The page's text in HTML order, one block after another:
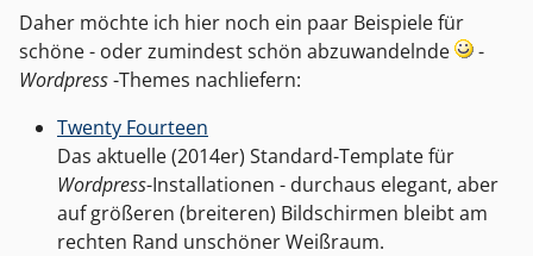
Daher möchte ich hier noch ein paar Beispiele für
schöne - oder zumindest schön abzuwandelnde
-
Wordpress-Themes nachliefern:
Twenty Fourteen
Das aktuelle (2014er) Standard-Template für
Wordpress-Installationen - durchaus elegant, aber
auf größeren (breiteren) Bildschirmen bleibt am
rechten Rand unschöner Weißraum.